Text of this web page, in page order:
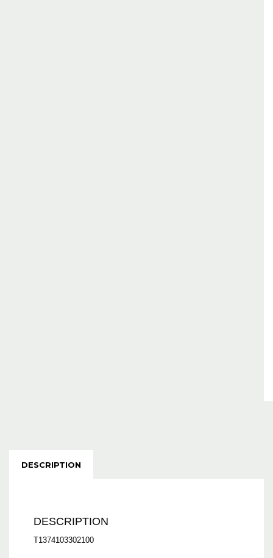
DESCRIPTION
DESCRIPTION
T1374103302100